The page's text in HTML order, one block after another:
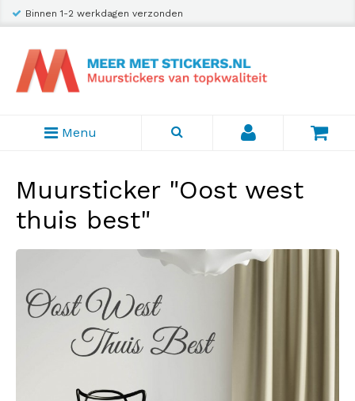
Binnen 1-2 werkdagen verzonden
Menu
Muursticker "Oost west
thuis best"